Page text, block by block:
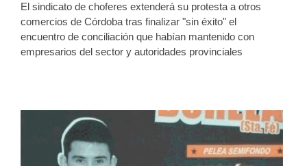
El sindicato de choferes extenderá su protesta a otros
comercios de Córdoba tras finalizar "sin éxito" el
encuentro de conciliación que habían mantenido con
empresarios del sector y autoridades provinciales